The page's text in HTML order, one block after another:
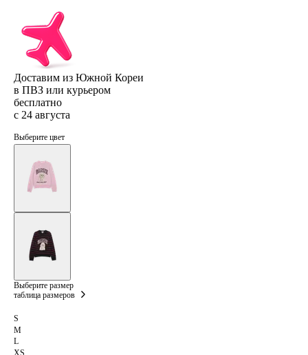
Доставим из Южной Кореи
в ПВЗ или курьером
бесплатно
с 24 августа
Выберите цвет
Выберите размер
таблица размеров
S
M
L
XS